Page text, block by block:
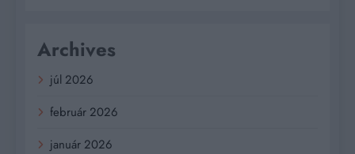
Archives
júl 2026
február 2026
január 2026